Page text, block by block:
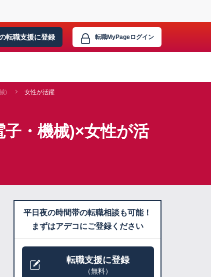
転職支援に登録 転職MyPageログイン
) 女性が活躍
子・機械)×女性が活
平日夜の時間帯の転職相談も可能！
まずはアデコにご登録ください
転職支援に登録
（無料）